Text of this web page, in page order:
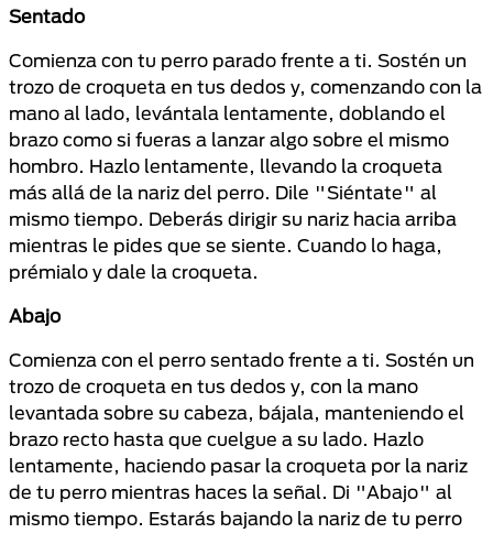
Sentado
Comienza con tu perro parado frente a ti. Sostén un
trozo de croqueta en tus dedos y, comenzando con la
mano al lado, levántala lentamente, doblando el
brazo como si fueras a lanzar algo sobre el mismo
hombro. Hazlo lentamente, llevando la croqueta
más allá de la nariz del perro. Dile "Siéntate" al
mismo tiempo. Deberás dirigir su nariz hacia arriba
mientras le pides que se siente. Cuando lo haga,
prémialo y dale la croqueta.
Abajo
Comienza con el perro sentado frente a ti. Sostén un
trozo de croqueta en tus dedos y, con la mano
levantada sobre su cabeza, bájala, manteniendo el
brazo recto hasta que cuelgue a su lado. Hazlo
lentamente, haciendo pasar la croqueta por la nariz
de tu perro mientras haces la señal. Di "Abajo" al
mismo tiempo. Estarás bajando la nariz de tu perro